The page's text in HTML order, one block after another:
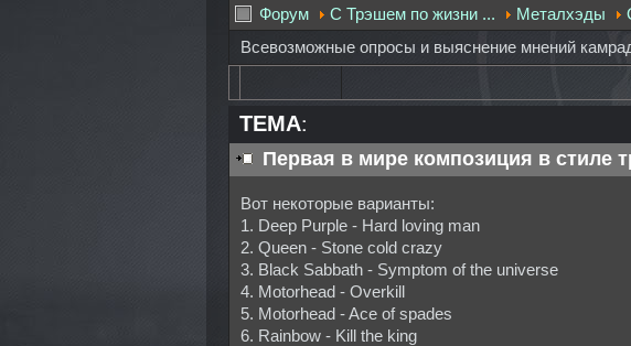
Форум С Трэшем по жизни ... Металхэды
Всевозможные опросы и выяснение мнений
ТЕМА:
Первая в мире композиция в стиле
Вот некоторые варианты:
1. Deep Purple - Hard loving man
2. Queen - Stone cold crazy
3. Black Sabbath - Symptom of the universe
4. Motorhead - Overkill
5. Motorhead - Ace of spades
6. Rainbow - Kill the king